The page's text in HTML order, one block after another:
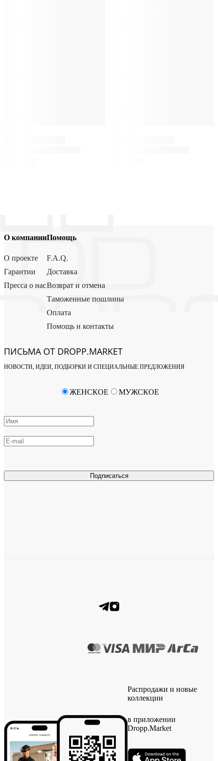
О компании
О проекте
Гарантии
Пресса о нас
Помощь
F.A.Q.
Доставка
Возврат и отмена
Таможенные пошлины
Оплата
Помощь и контакты
ПИСЬМА ОТ DROPP.MARKET
НОВОСТИ, ИДЕИ, ПОДБОРКИ И СПЕЦИАЛЬНЫЕ ПРЕДЛОЖЕНИЯ
Подписаться
ЖЕНСКОЕ МУЖСКОЕ
Распродажи и новые
коллекции
в приложении
Dropp.Market